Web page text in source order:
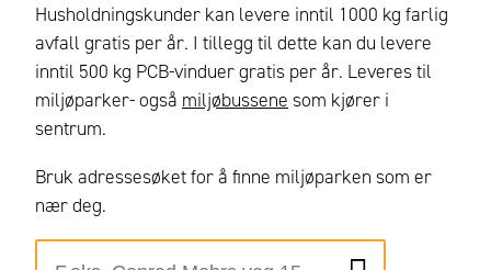
Husholdningskunder kan levere inntil 1000 kg farlig
avfall gratis per år. I tillegg til dette kan du levere
inntil 500 kg PCB-vinduer gratis per år. Leveres til
miljøparker- også miljøbussene som kjører i
sentrum.
Bruk adressesøket for å finne miljøparken som er
nær deg.